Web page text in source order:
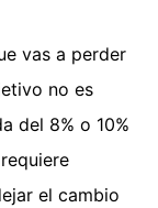
vas a perder
no es
del 8% o 10%
el cambio